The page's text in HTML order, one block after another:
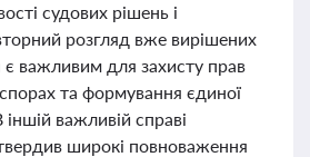
судових рішень і
розгляд вже вирішених
важливим для захисту прав
та формування єдиної
важливій справі
широкі повноваження